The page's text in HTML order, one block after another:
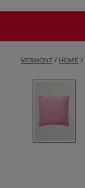
VERMONT HOME